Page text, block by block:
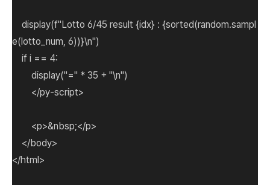
display(f"Lotto 6/45 result {idx} : {sorted(random.sampl
e(lotto_num, 6))}\n")
if i == 4:
display("=" * 35 + "\n")
</py-script>
<p>&nbsp;</p>
</body>
</html>